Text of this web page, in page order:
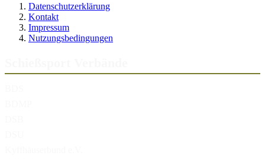
Datenschutzerklärung
Kontakt
Impressum
Nutzungsbedingungen